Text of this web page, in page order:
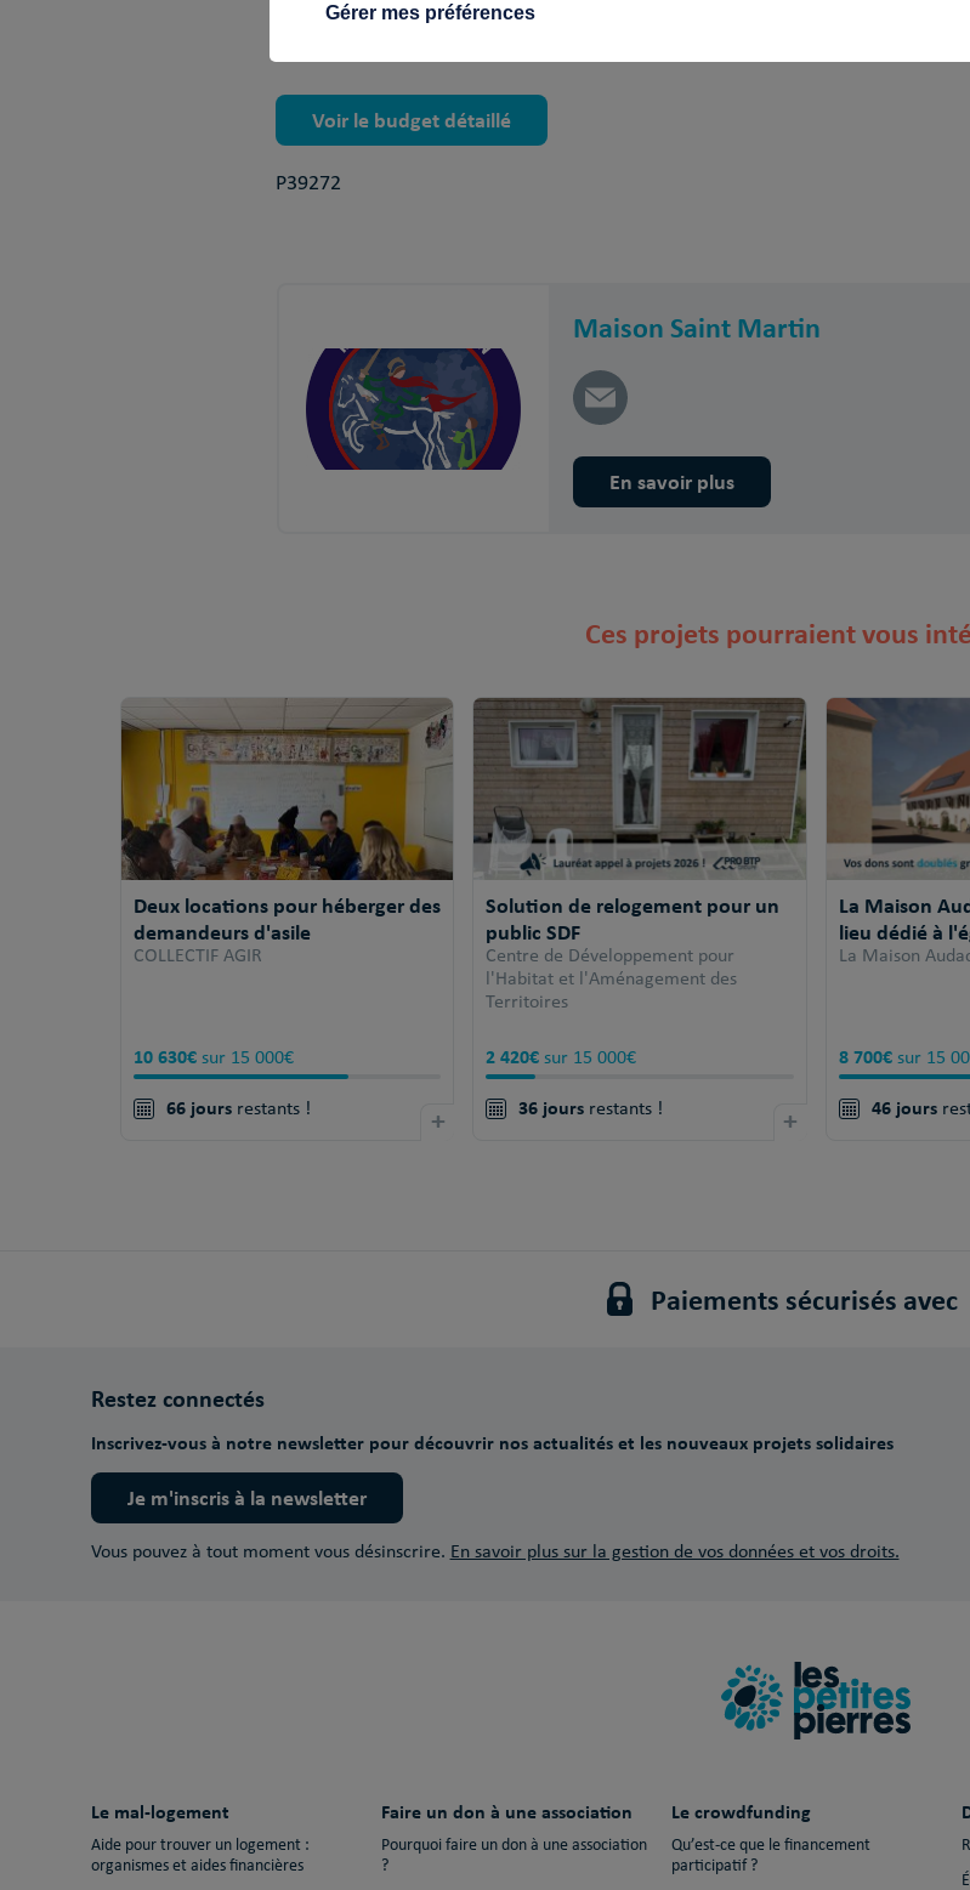
Voir le budget détaillé
P39272
Maison Saint Martin
En savoir plus
Ces projets pourraient vous
Deux locations pour héberger des
demandeurs d'asile
COLLECTIF AGIR
10 630€ sur 15 000€
66 jours restants ! +
Solution de relogement pour un
public SDF
Centre de Développement pour
l'Habitat et l'Aménagement des
Territoires
2 420€ sur 15 000€
36 jours restants ! +
La Maison
lieu dédié à
La Maison
8 700€sur 15
46 jours
Paiements sécurisés avec
Restez connectés
Inscrivez-vous à notre newsletter pour découvrir nos actualités et les nouveaux projets solidaires
Je m'inscris à la newsletter
Vous pouvez à tout moment vous désinscrire. En savoir plus sur la gestion de vos données et vos droits.
Le mal-logement
Aide pour trouver un logement :
organismes et aides financières
Faire un don à une association
Pourquoi faire un don à une association
?
Le crowdfunding
Qu’est-ce que le financement
participatif ?
Gérer mes préférences